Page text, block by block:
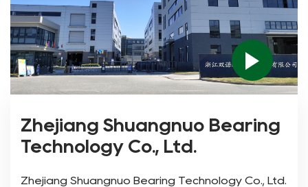
Zhejiang Shuangnuo Bearing
Technology Co., Ltd.
Zhejiang Shuangnuo Bearing Technology Co., Ltd.